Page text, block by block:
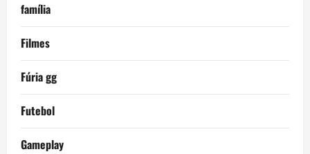
família
Filmes
Fúria gg
Futebol
Gameplay